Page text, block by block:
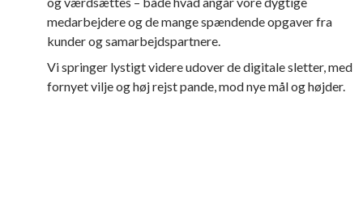
medarbejdere og de mange spændende opgaver fra
kunder og samarbejdspartnere.
Vi springer lystigt videre udover de digitale sletter, med
fornyet vilje og høj rejst pande, mod nye mål og højder.